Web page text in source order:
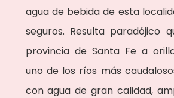
agua de bebida de esta
seguros. Resulta paradójico
provincia de Santa Fe a
uno de los ríos más
con agua de gran calidad,